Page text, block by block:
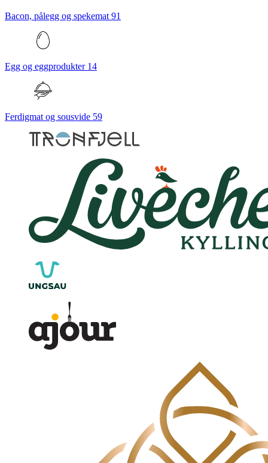
Bacon, pålegg og spekemat 91
Egg og eggprodukter 14
Ferdigmat og sousvide 59